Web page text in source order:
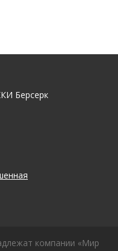
Берсерк
компании «Мир